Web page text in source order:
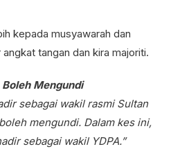
kepada musyawarah dan
tangan dan kira majoriti.
Mengundi
sebagai wakil rasmi Sultan
mengundi. Dalam kes ini,
sebagai wakil YDPA.”